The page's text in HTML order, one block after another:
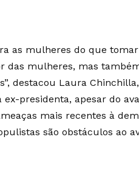
as mulheres do que
das mulheres, mas
destacou Laura
ex-presidenta, apesar do
mais recentes à
são obstáculos ao